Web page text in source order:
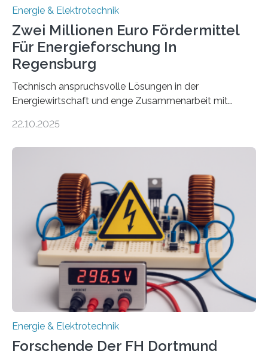
Energie & Elektrotechnik
Zwei Millionen Euro Fördermittel
Für Energieforschung In
Regensburg
Technisch anspruchsvolle Lösungen in der
Energiewirtschaft und enge Zusammenarbeit mit
neuen EU-geförderten Transfer-Projekte zu
Energietechnologien werden vom Europäischen
Sozialfonds Plus (ESF+) gefördert – mit einer
Gesamtsumme von mehr als zwei Millionen Euro.
Damit zählt die Hochschule zu den großen
Gewinnerinnen der aktuellen Förderrunde des
Bayerischen Wissenschaftsministeriums. Im
Mittelpunkt steht der direkte Wissenstransfer: Neue
wissenschaftliche Erkenntnisse sollen rasch in die
22.10.2025
Energie & Elektrotechnik
Forschende Der FH Dortmund